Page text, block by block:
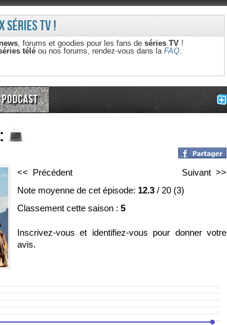
séries TV !
, forums et goodies pour les fans de séries TV!
téléou nos forums, rendez-vous dans la FAQ.
Podcast
<< Précédent
Suivant >>
Note moyenne de cet épisode: 12.3/ 20(3)
Classement cette saison : 5
Inscrivez-vous et identifiez-vous pour donner votre
avis.